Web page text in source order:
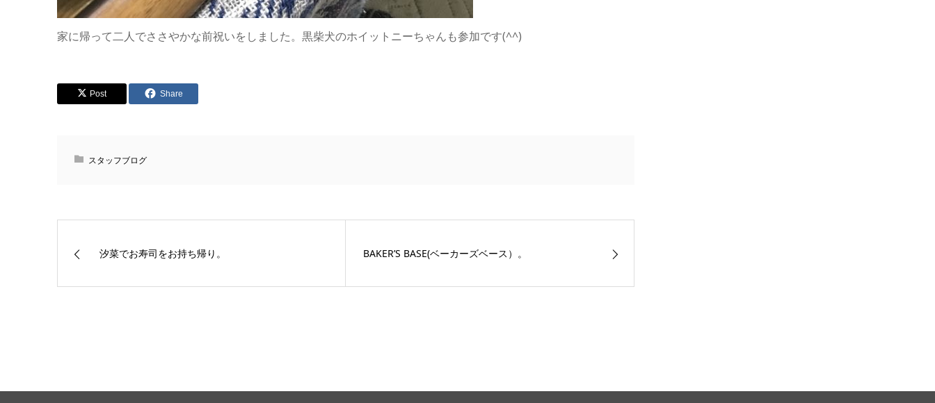
家に帰って二人でささやかな前祝いをしました。黒柴犬のホイットニーちゃんも参加です(^^)
Post Share
スタッフブログ
汐菜でお寿司をお持ち帰り。 BAKER’S BASE(ベーカーズベース）。